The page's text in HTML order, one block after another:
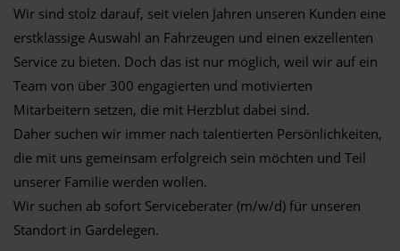
Wir sind stolz darauf, seit vielen Jahren unseren Kunden eine
erstklassige Auswahl an Fahrzeugen und einen exzellenten
Service zu bieten. Doch das ist nur möglich, weil wir auf ein
Team von über 300 engagierten und motivierten
Mitarbeitern setzen, die mit Herzblut dabei sind.
Daher suchen wir immer nach talentierten Persönlichkeiten,
die mit uns gemeinsam erfolgreich sein möchten und Teil
unserer Familie werden wollen.
Wir suchen ab sofort Serviceberater (m/w/d) für unseren
Standort in Gardelegen.